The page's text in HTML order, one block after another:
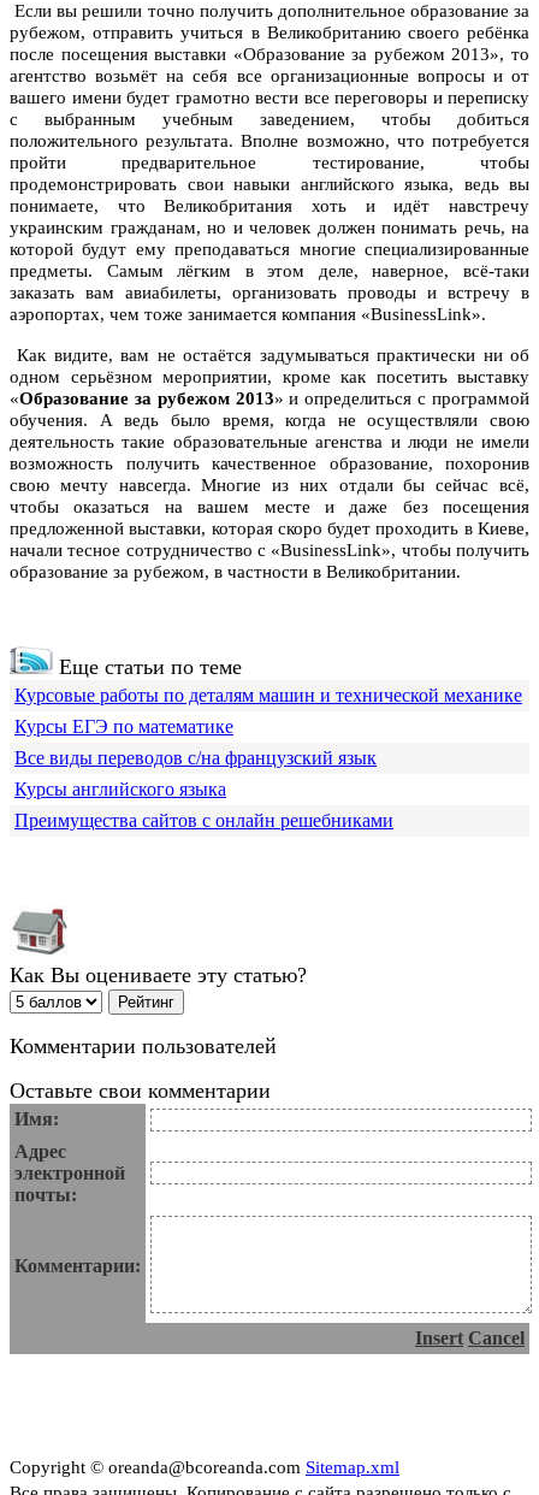
Если вы решили точно получить дополнительное образование за
рубежом, отправить учиться в Великобританию своего ребёнка
после посещения выставки «Образование за рубежом 2013», то
агентство возьмёт на себя все организационные вопросы и от
вашего имени будет грамотно вести все переговоры и переписку
с выбранным учебным заведением, чтобы добиться
положительного результата. Вполне возможно, что потребуется
пройти предварительное тестирование, чтобы
продемонстрировать свои навыки английского языка, ведь вы
понимаете, что Великобритания хоть и идёт навстречу
украинским гражданам, но и человек должен понимать речь, на
которой будут ему преподаваться многие специализированные
предметы. Самым лёгким в этом деле, наверное, всё-таки
заказать вам авиабилеты, организовать проводы и встречу в
аэропортах, чем тоже занимается компания «BusinessLink».
Как видите, вам не остаётся задумываться практически ни об
одном серьёзном мероприятии, кроме как посетить выставку
«Образование за рубежом 2013» и определиться с программой
обучения. А ведь было время, когда не осуществляли свою
деятельность такие образовательные агенства и люди не имели
возможность получить качественное образование, похоронив
свою мечту навсегда. Многие из них отдали бы сейчас всё,
чтобы оказаться на вашем месте и даже без посещения
предложенной выставки, которая скоро будет проходить в Киеве,
начали тесное сотрудничество с «BusinessLink», чтобы получить
образование за рубежом, в частности в Великобритании.
Еще статьи по теме
Курсовые работы по деталям машин и технической механике
Курсы ЕГЭ по математике
Все виды переводов с/на французский язык
Курсы английского языка
Преимущества сайтов с онлайн решебниками
Как Вы оцениваете эту статью?
Комментарии пользователей
Оставьте свои комментарии
Имя:
Адрес
электронной
почты:
Комментарии:
Insert Cancel
Copyright © oreanda@bcoreanda.com Sitemap.xml